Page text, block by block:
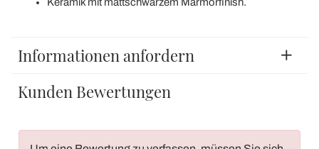
Informationen anfordern
Kunden Bewertungen